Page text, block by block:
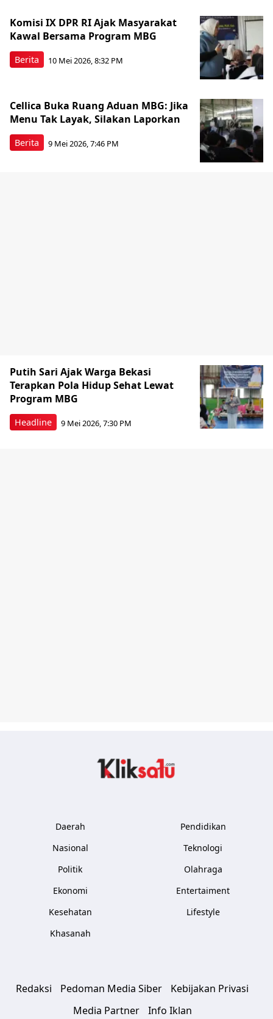
Berita
Komisi IX DPR RI Ajak Masyarakat
Kawal Bersama Program MBG
10 Mei 2026, 8:32 PM
Berita
Cellica Buka Ruang Aduan MBG: Jika
Menu Tak Layak, Silakan Laporkan
9 Mei 2026, 7:46 PM
Headline
Putih Sari Ajak Warga Bekasi
Terapkan Pola Hidup Sehat Lewat
Program MBG
9 Mei 2026, 7:30 PM
Daerah
Nasional
Politik
Ekonomi
Kesehatan
Khasanah
Pendidikan
Teknologi
Olahraga
Entertaiment
Lifestyle
Redaksi Pedoman Media Siber
Kebijakan Privasi
Media Partner
Info Iklan